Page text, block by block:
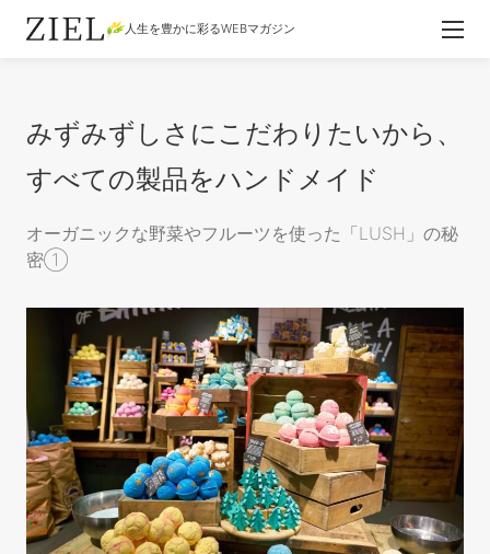
人生を豊かに彩るWEBマガジン
みずみずしさにこだわりたいから、
すべての製品をハンドメイド
オーガニックな野菜やフルーツを使った「LUSH」の秘
密①